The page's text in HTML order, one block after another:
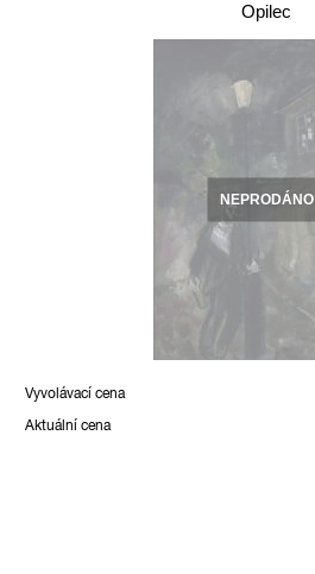
Opilec
NEPRODÁNO
Vyvolávací cena
Aktuální cena